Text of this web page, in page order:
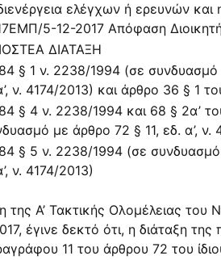
ελέγχων ή ερευνών
ΕΜΠ/5-12-2017 Απόφαση
ΔΙΑΤΑΞΗ
§ 1 ν. 2238/1994 (σε συνδυασμό
ν. 4174/2013) και άρθρο 36 § 1
§ 4 ν. 2238/1994 και 68 § 2α’
με άρθρο 72 § 11, εδ. α’, ν.
§ 5 ν. 2238/1994 (σε
ν. 4174/2013)
της Α’ Τακτικής Ολομέλειας του
, έγινε δεκτό ότι, η διάταξη της
11 του άρθρου 72 του